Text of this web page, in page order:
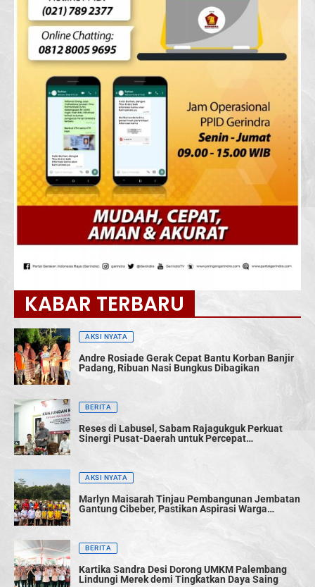
KABAR TERBARU
AKSI NYATA
Andre Rosiade Gerak Cepat Bantu Korban Banjir
Padang, Ribuan Nasi Bungkus Dibagikan
BERITA
Reses di Labusel, Sabam Rajagukguk Perkuat
Sinergi Pusat-Daerah untuk Percepat
AKSI NYATA
Marlyn Maisarah Tinjau Pembangunan Jembatan
Gantung Cibeber, Pastikan Aspirasi Warga
BERITA
Kartika Sandra Desi Dorong UMKM Palembang
Lindungi Merek demi Tingkatkan Daya Saing